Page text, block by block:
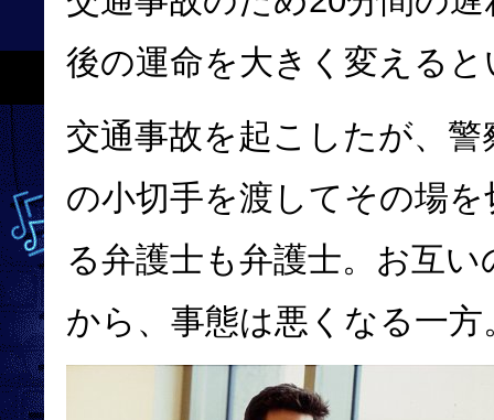
後の運命を大きく変えると
交通事故を起こしたが、
の小切手を渡してその場
る弁護士も弁護士。お互
から、事態は悪くなる一方